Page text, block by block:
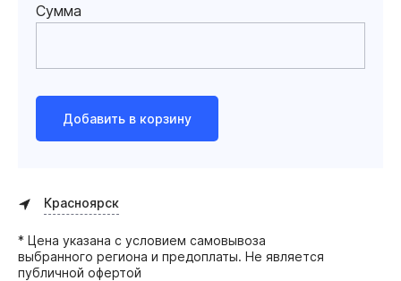
Сумма
Добавить в корзину
Красноярск
* Цена указана с условием самовывоза
выбранного региона и предоплаты. Не является
публичной офертой